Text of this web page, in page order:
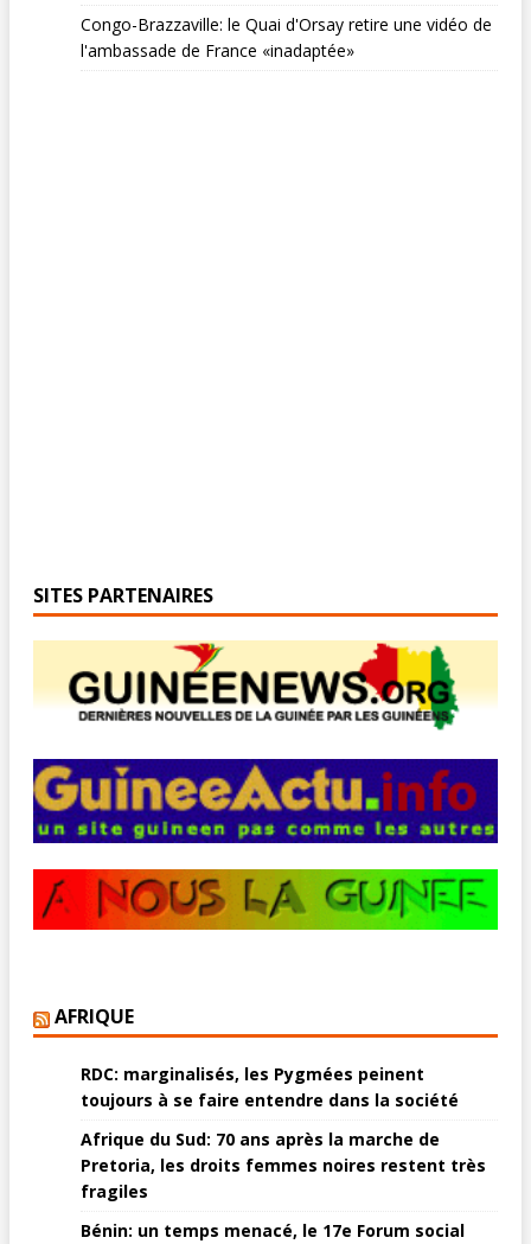
Congo-Brazzaville: le Quai d'Orsay retire une vidéo de
l'ambassade de France «inadaptée»
SITES PARTENAIRES
AFRIQUE
RDC: marginalisés, les Pygmées peinent
toujours à se faire entendre dans la société
Afrique du Sud: 70 ans après la marche de
Pretoria, les droits femmes noires restent très
fragiles
Bénin: un temps menacé, le 17e Forum social